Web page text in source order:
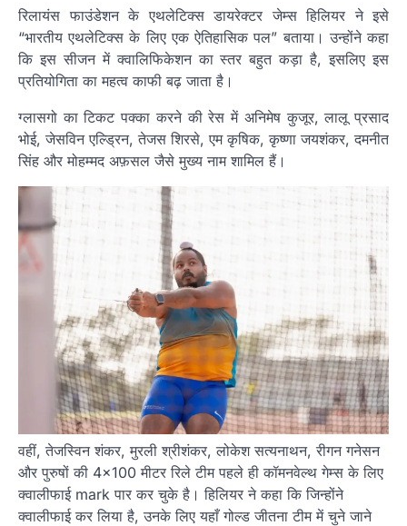
रिलायंस फाउंडेशन के एथलेटिक्स डायरेक्टर जेम्स हिलियर ने इसे
“भारतीय एथलेटिक्स के लिए एक ऐतिहासिक पल” बताया। उन्होंने कहा
कि इस सीजन में क्वालिफिकेशन का स्तर बहुत कड़ा है, इसलिए इस
प्रतियोगिता का महत्व काफी बढ़ जाता है।
ग्लासगो का टिकट पक्का करने की रेस में अनिमेष कुजूर, लालू प्रसाद
भोई, जेसविन एल्ड्रिन, तेजस शिरसे, एम कृषिक, कृष्णा जयशंकर, दमनीत
सिंह और मोहम्मद अफ़सल जैसे मुख्य नाम शामिल हैं।
वहीं, तेजस्विन शंकर, मुरली श्रीशंकर, लोकेश सत्यनाथन, रीगन गनेसन
और पुरुषों की 4×100 मीटर रिले टीम पहले ही कॉमनवेल्थ गेम्स के लिए
क्वालीफाई mark पार कर चुके है। हिलियर ने कहा कि जिन्होंने
क्वालीफाई कर लिया है, उनके लिए यहाँ गोल्ड जीतना टीम में चुने जाने